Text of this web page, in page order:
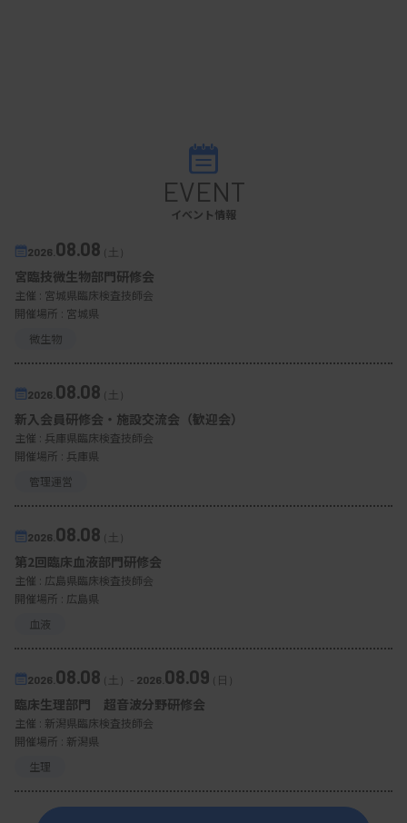
EVENT
イベント情報
2026. 08.08（土）
宮臨技微生物部門研修会
主催 : 宮城県臨床検査技師会
開催場所 : 宮城県
微生物
2026. 08.08（土）
新入会員研修会・施設交流会（歓迎会）
主催 : 兵庫県臨床検査技師会
開催場所 : 兵庫県
管理運営
2026. 08.08（土）
第2回臨床血液部門研修会
主催 : 広島県臨床検査技師会
開催場所 : 広島県
血液
2026. 08.08（土） - 2026. 08.09（日）
臨床生理部門 超音波分野研修会
主催 : 新潟県臨床検査技師会
開催場所 : 新潟県
生理